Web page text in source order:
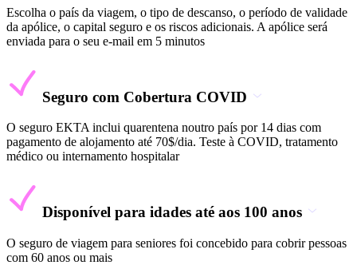
Escolha o país da viagem, o tipo de descanso, o período de validade
da apólice, o capital seguro e os riscos adicionais. A apólice será
enviada para o seu e-mail em 5 minutos
Seguro com Cobertura COVID
O seguro EKTA inclui quarentena noutro país por 14 dias com
pagamento de alojamento até 70$/dia. Teste à COVID, tratamento
médico ou internamento hospitalar
Disponível para idades até aos 100 anos
O seguro de viagem para seniores foi concebido para cobrir pessoas
com 60 anos ou mais